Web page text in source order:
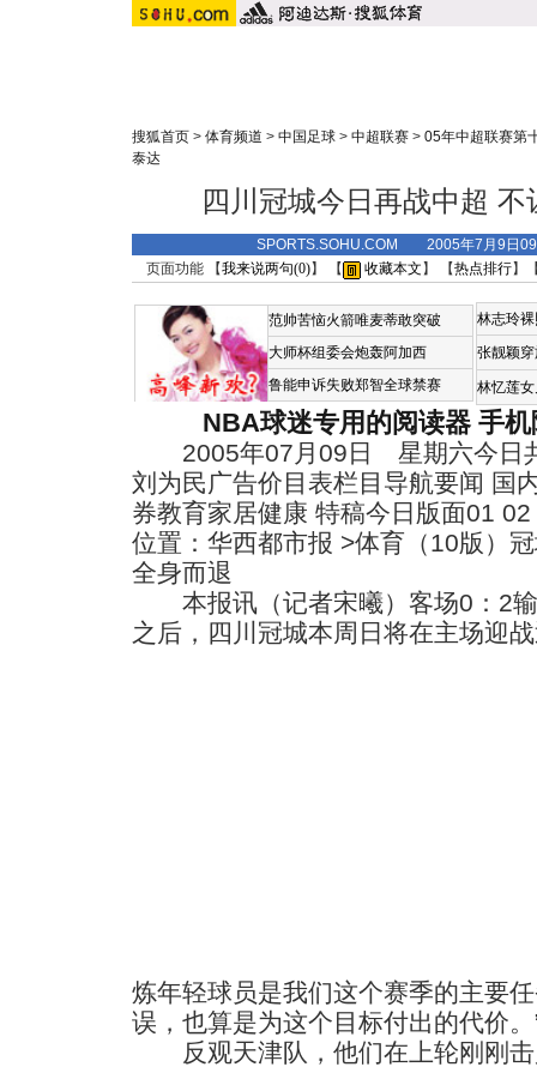
搜狐首页 > 体育频道 > 中国足球 > 中超联赛 > 05年中超联赛第
泰达
四川冠城今日再战中超 不
SPORTS.SOHU.COM 2005年7月9日
页面功能 【我来说两句(0)】 【 收藏本文 】 【热点排行】
范帅苦恼火箭唯麦蒂敢突破
大师杯组委会炮轰阿加西
鲁能申诉失败郑智全球禁赛
林志玲
张靓颖
林忆莲
NBA球迷专用的阅读器 手
2005年07月09日 星期六今日
刘为民广告价目表栏目导航要闻 国
券教育家居健康 特稿今日版面01
位置：华西都市报 >体育（10版）
全身而退
本报讯（记者宋曦）客场0：2输
之后，四川冠城本周日将在主场迎
炼年轻球员是我们这个赛季的主要
误，也算是为这个目标付出的代价。
反观天津队，他们在上轮刚刚击